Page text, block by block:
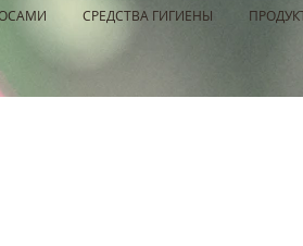
СРЕДСТВА ГИГИЕНЫ